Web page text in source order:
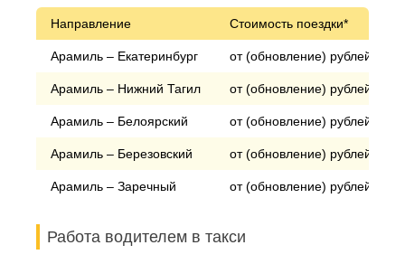
Направление Стоимость поездки*
Арамиль – Екатеринбург от (обновление) рублей
Арамиль – Нижний Тагил от (обновление) рублей
Арамиль – Белоярский от (обновление) рублей
Арамиль – Березовский от (обновление) рублей
Арамиль – Заречный от (обновление) рублей
Работа водителем в такси